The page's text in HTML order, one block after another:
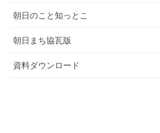
朝日のこと知っとこ
朝日まち協瓦版
資料ダウンロード